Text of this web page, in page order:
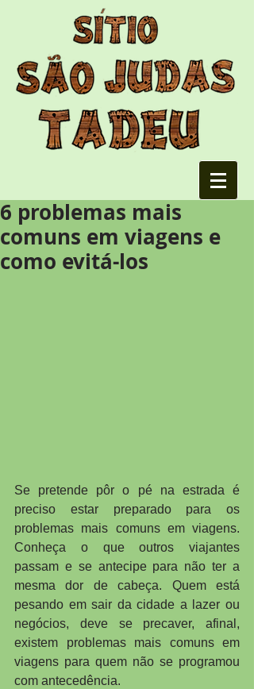
6 problemas mais
comuns em viagens e
como evitá-los
Se pretende pôr o pé na estrada é
preciso estar preparado para os
problemas mais comuns em viagens.
Conheça o que outros viajantes
passam e se antecipe para não ter a
mesma dor de cabeça. Quem está
pesando em sair da cidade a lazer ou
negócios, deve se precaver, afinal,
existem problemas mais comuns em
viagens para quem não se programou
com antecedência.